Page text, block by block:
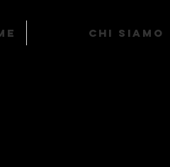
Chi Siamo